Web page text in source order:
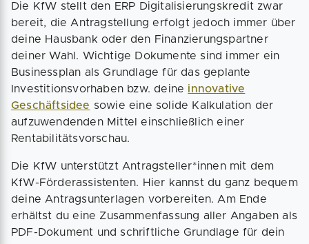
Die KfW stellt den ERP Digitalisierungskredit zwar
bereit, die Antragstellung erfolgt jedoch immer über
deine Hausbank oder den Finanzierungspartner
deiner Wahl. Wichtige Dokumente sind immer ein
Businessplan als Grundlage für das geplante
Investitionsvorhaben bzw. deine innovative
Geschäftsidee sowie eine solide Kalkulation der
aufzuwendenden Mittel einschließlich einer
Rentabilitätsvorschau.
Die KfW unterstützt Antragsteller*innen mit dem
KfW-Förderassistenten. Hier kannst du ganz bequem
deine Antragsunterlagen vorbereiten. Am Ende
erhältst du eine Zusammenfassung aller Angaben als
PDF-Dokument und schriftliche Grundlage für dein